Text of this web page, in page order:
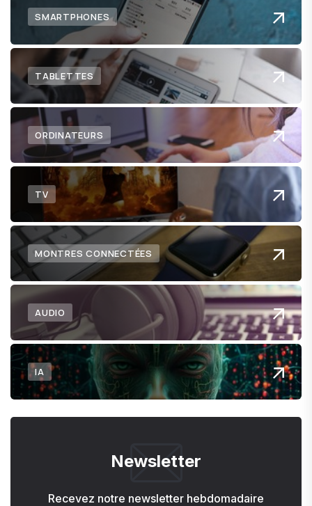
SMARTPHONES
TABLETTES
ORDINATEURS
TV
MONTRES CONNECTÉES
AUDIO
IA
Newsletter
Recevez notre newsletter hebdomadaire